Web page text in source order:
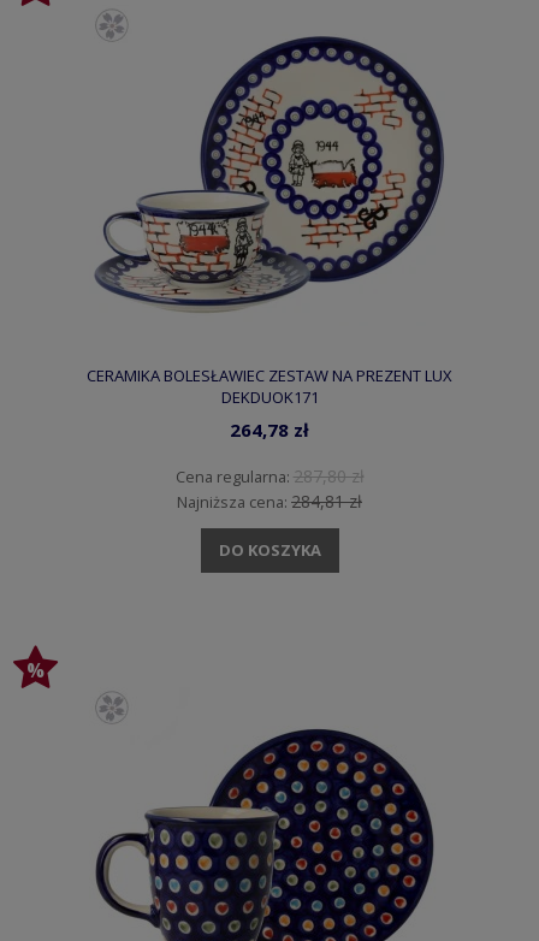
CERAMIKA BOLESŁAWIEC ZESTAW NA PREZENT LUX
DEKDUOK171
264,78 zł
Cena regularna: 287,80 zł
Najniższa cena: 284,81 zł
DO KOSZYKA